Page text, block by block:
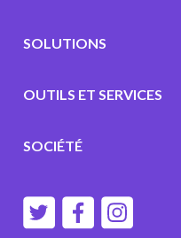
SOLUTIONS
OUTILS ET SERVICES
SOCIÉTÉ